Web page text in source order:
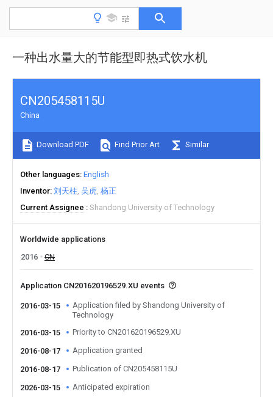
一种出水量大的节能型即热式饮水机
CN205458115U
China
Download PDF Find Prior Art Similar
Other languages English
Inventor 刘天柱 吴虎 杨正
Current Assignee
Shandong University of Technology
Worldwide applications
2016
CN
Application CN201620196529.XU events
2016-03-15
Application filed by Shandong University of
Technology
2016-03-15
Priority to CN201620196529.XU
2016-08-17 Application granted
2016-08-17 Publication of CN205458115U
2026-03-15 Anticipated expiration